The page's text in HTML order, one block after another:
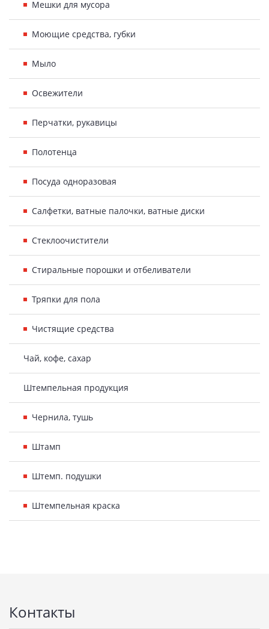
Мешки для мусора
Моющие средства, губки
Мыло
Освежители
Перчатки, рукавицы
Полотенца
Посуда одноразовая
Салфетки, ватные палочки, ватные диски
Стеклоочистители
Стиральные порошки и отбеливатели
Тряпки для пола
Чистящие средства
Чай, кофе, сахар
Штемпельная продукция
Чернила, тушь
Штамп
Штемп. подушки
Штемпельная краска
Контакты